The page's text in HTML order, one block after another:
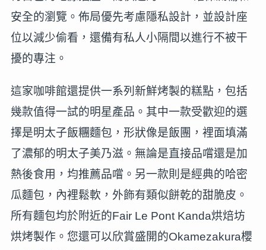
安全的瀏覽。佈局優先考慮隱私設計，並設計座
位以減少偷看，還備有私人小隔間以進行不被干
擾的專注。
這家咖啡館還提供一系列新鮮烤製的糕點，包括
幾款值得一試的明星產品。其中一款受歡迎的選
擇是明太子飯糰麵包，形狀像是飯團，裡面填滿
了濃郁的明太子美乃滋。無論是直接品嚐還是加
熱後食用，均推薦品嚐。另一款則是經典的哈密
瓜麵包，內裡鬆軟，外飾有類似餅乾的甜脆皮。
所有麵包均於附近的Fair Le Pont Kanda烘焙坊
烘烤製作。您還可以欣賞盛開的Okamezakura櫻